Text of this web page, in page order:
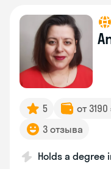
5 от
3 отзыва
Holds a degree